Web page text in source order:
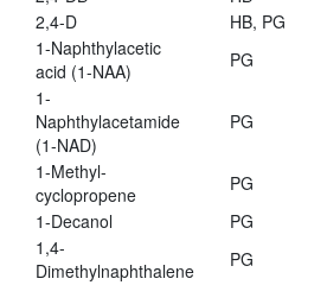
2,4-D
HB, PG
1-Naphthylacetic
acid (1-NAA)
PG
1-
Naphthylacetamide
(1-NAD)
PG
1-Methyl-
cyclopropene
PG
1-Decanol
PG
1,4-
Dimethylnaphthalene
PG